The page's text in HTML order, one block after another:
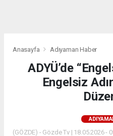
Anasayfa Adıyaman Haber
ADYÜ’de
Engelsiz
(GÖZDE) - Gözde Tv | 18.05.2026 -